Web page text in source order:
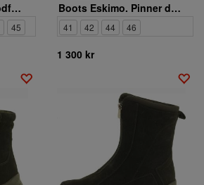
Kängor Eskimo. Woodford
45
Boots Eskimo. Pinner dubbar 3220735 06
41 42 44 46
1 300 kr